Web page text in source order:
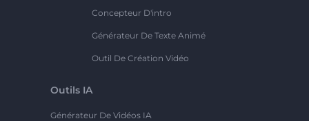
Concepteur D'intro
Générateur De Texte Animé
Outil De Création Vidéo
Outils IA
Générateur De Vidéos IA